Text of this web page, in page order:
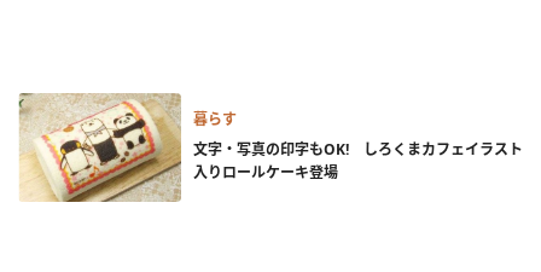
暮らす
文字・写真の印字もOK! しろくまカフェイラスト
入りロールケーキ登場